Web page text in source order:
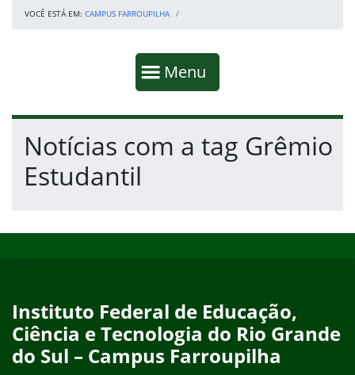
VOCÊ ESTÁ EM: CAMPUS FARROUPILHA
Mostrar
Menu
Fim da navegação
Início do conteúdo
Notícias com a tag Grêmio
Estudantil
Instituto Federal de Educação,
Ciência e Tecnologia do Rio Grande
do Sul – Campus Farroupilha